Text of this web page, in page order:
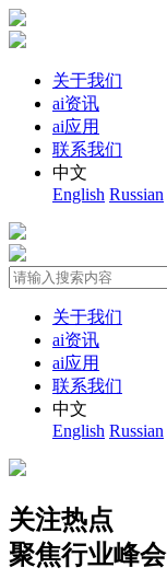
关于我们
ai资讯
ai应用
联系我们
中文
English Russian
关于我们
ai资讯
ai应用
联系我们
中文
English Russian
关注热点
聚焦行业峰会